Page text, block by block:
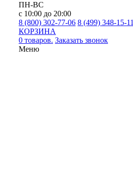
ПН-ВС
с 10:00 до 20:00
8 (800) 302-77-06 8 (499) 348-15-11
КОРЗИНА
0 товаров. Заказать звонок
Меню